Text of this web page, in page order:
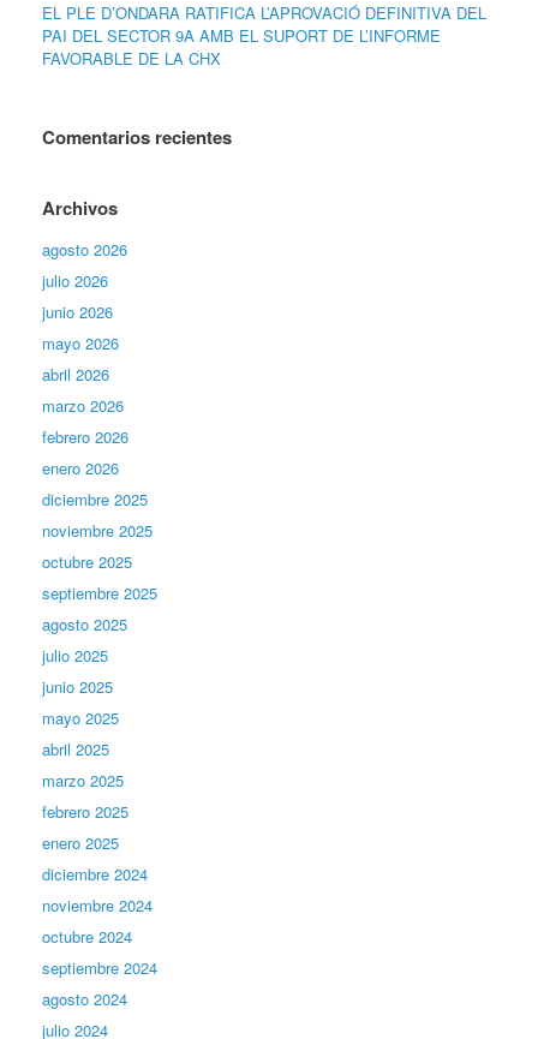
EL PLE D’ONDARA RATIFICA L’APROVACIÓ DEFINITIVA DEL
PAI DEL SECTOR 9A AMB EL SUPORT DE L’INFORME
FAVORABLE DE LA CHX
Comentarios recientes
Archivos
agosto 2026
julio 2026
junio 2026
mayo 2026
abril 2026
marzo 2026
febrero 2026
enero 2026
diciembre 2025
noviembre 2025
octubre 2025
septiembre 2025
agosto 2025
julio 2025
junio 2025
mayo 2025
abril 2025
marzo 2025
febrero 2025
enero 2025
diciembre 2024
noviembre 2024
octubre 2024
septiembre 2024
agosto 2024
julio 2024